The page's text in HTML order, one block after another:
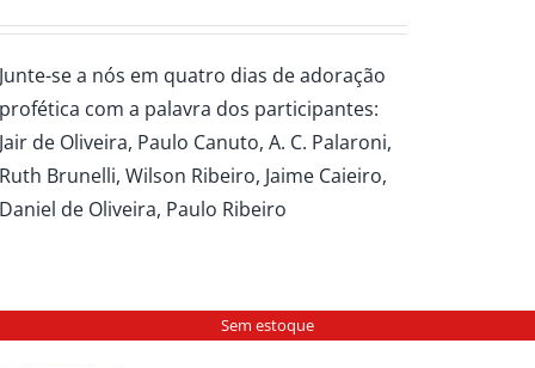
Junte-se a nós em quatro dias de adoração
profética com a palavra dos participantes:
Jair de Oliveira, Paulo Canuto, A. C. Palaroni,
Ruth Brunelli, Wilson Ribeiro, Jaime Caieiro,
Daniel de Oliveira, Paulo Ribeiro
Sem estoque